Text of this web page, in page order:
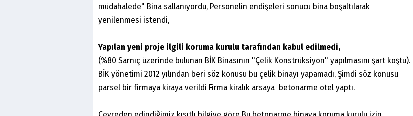
müdahalede" Bina sallanıyordu, Personelin endişeleri sonucu bina boşaltılarak
yenilenmesi istendi,
Yapılan yeni proje ilgili koruma kurulu tarafından kabul edilmedi,
(%80 Sarnıç üzerinde bulunan BİK Binasının "Çelik Konstrüksiyon" yapılmasını şart koştu).
BİK yönetimi 2012 yılından beri söz konusu bu çelik binayı yapamadı, Şimdi söz konusu
parsel bir firmaya kiraya verildi Firma kiralık arsaya betonarme otel yaptı.